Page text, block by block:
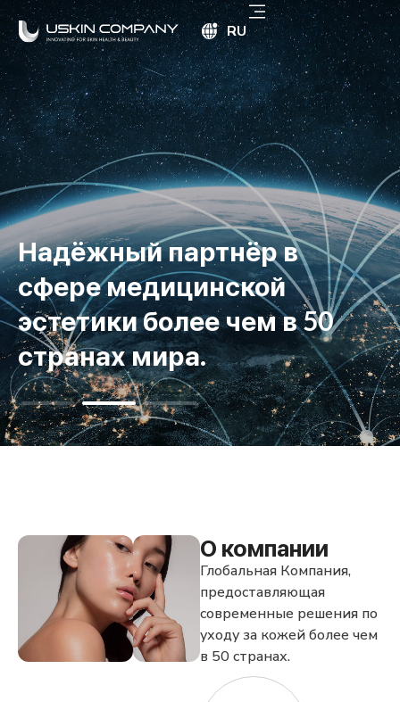
RU
Надёжный партнёрв
сфере медицинской
эстетикиболее чем в 50
странах мира.
О компании
Глобальная Компания,
предоставляющая
современные решения по
уходу за кожей более чем
в 50 странах.